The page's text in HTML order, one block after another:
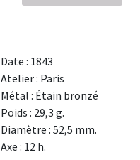
Date : 1843
Atelier : Paris
Métal : Étain bronzé
Poids : 29,3 g.
Diamètre : 52,5 mm.
Axe : 12 h.